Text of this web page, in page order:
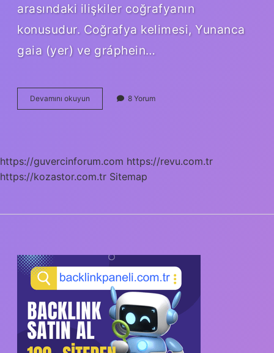
arasındaki ilişkiler coğrafyanın
konusudur. Coğrafya kelimesi, Yunanca
gaia (yer) ve gráphein…
Devamını okuyun Potamoloji
Ne
8 Yorum
https://guvercinforum.com https://revu.com.tr
https://kozastor.com.tr Sitemap
SIDEBAR